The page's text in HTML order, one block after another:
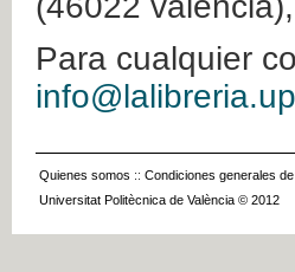
Para cualquier
Quienes somos :: Condiciones generales
Universitat Politècnica de València © 2012